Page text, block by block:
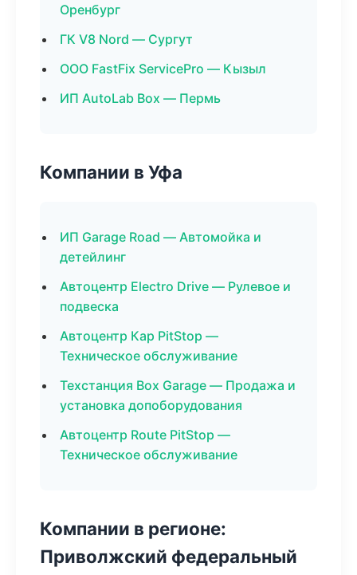
Оренбург
ГК V8 Nord — Сургут
ООО FastFix ServicePro — Кызыл
ИП AutoLab Box — Пермь
Компании в Уфа
ИП Garage Road — Автомойка и
детейлинг
Автоцентр Electro Drive — Рулевое и
подвеска
Автоцентр Кар PitStop —
Техническое обслуживание
Техстанция Box Garage — Продажа и
установка допоборудования
Автоцентр Route PitStop —
Техническое обслуживание
Компании в регионе:
Приволжский федеральный